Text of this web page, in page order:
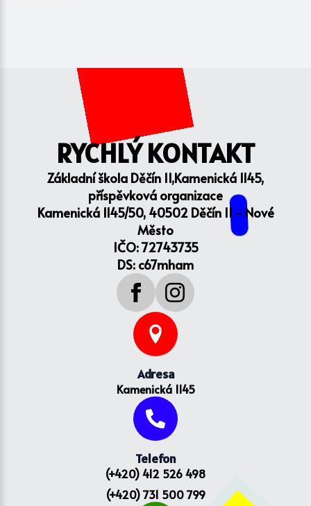
RYCHLÝ KONTAKT
Základní škola Děčín II,Kamenická 1145,
příspěvková organizace
Kamenická 1145/50, 40502 Děčín II - Nové
Město
IČO: 72743735
DS: c67mham
Adresa
Kamenická 1145
Telefon
(+420) 412 526 498
(+420) 731 500 799